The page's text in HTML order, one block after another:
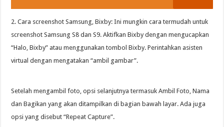
2. Cara screenshot Samsung, Bixby: Ini mungkin cara termudah untuk
screenshot Samsung S8 dan S9. Aktifkan Bixby dengan mengucapkan
“Halo, Bixby” atau menggunakan tombol Bixby. Perintahkan asisten
virtual dengan mengatakan “ambil gambar”.
Setelah mengambil foto, opsi selanjutnya termasuk Ambil Foto, Nama
dan Bagikan yang akan ditampilkan di bagian bawah layar. Ada juga
opsi yang disebut “Repeat Capture”.